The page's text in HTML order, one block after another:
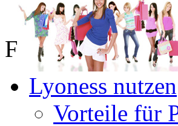
Für Online
Lyoness nutzen
Vorteile für